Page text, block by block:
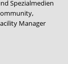
Spezialmedien
,
Manager